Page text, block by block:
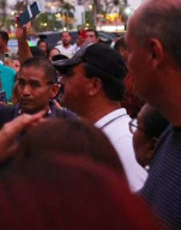
En Puerto
Con Nuevos Cargos
Desaparecido En
Las Descargas
Por Incendios
Vallarta; Será
¿para Quiénes